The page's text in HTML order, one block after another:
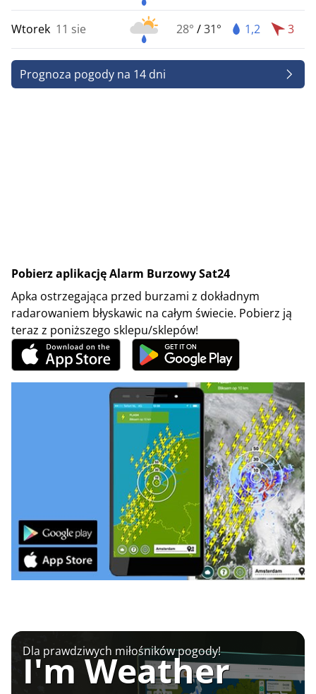
Wtorek 11 sie 28° /31° 1,2 3
Prognoza pogody na 14 dni
Pobierz aplikację Alarm Burzowy Sat24
Apka ostrzegająca przed burzami z dokładnym
radarowaniem błyskawic na całym świecie. Pobierz ją
teraz z poniższego sklepu/sklepów!
Dla prawdziwych miłośników pogody!
I'm Weather